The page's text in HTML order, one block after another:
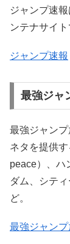
ジャンプ速
ンテナサイト
ジャンプ速報
最強ジャ
最強ジャン
ネタを提供
peace）、ハ
ダム、シテ
ど。
最強ジャンプ